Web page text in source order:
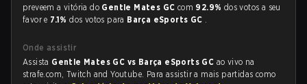
preveem a vitória do Gentle Mates GC com 92.9% dos votos a seu
favor e 7.1%dos votos para Barça eSports GC .
Onde assistir
Assista Gentle Mates GC vs Barça eSports GC ao vivo na
strafe.com, Twitch and Youtube. Para assistir a mais partidas como